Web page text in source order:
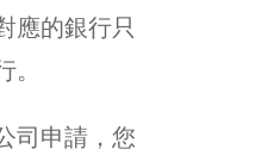
應的銀行只
。
司申請，您